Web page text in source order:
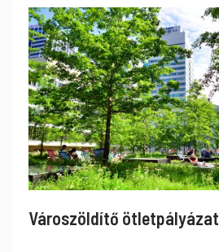
Városzöldítő ötletpályázat